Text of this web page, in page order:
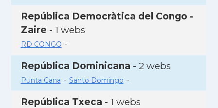
República Democràtica del Congo -
Zaire - 1 webs
RD CONGO -
República Dominicana - 2 webs
Punta Cana - Santo Domingo -
República Txeca - 1 webs